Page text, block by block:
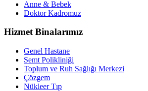
Anne & Bebek
Doktor Kadromuz
Hizmet Binalarımız
Genel Hastane
Semt Polikliniği
Toplum ve Ruh Sağlığı Merkezi
Çözgem
Nükleer Tıp